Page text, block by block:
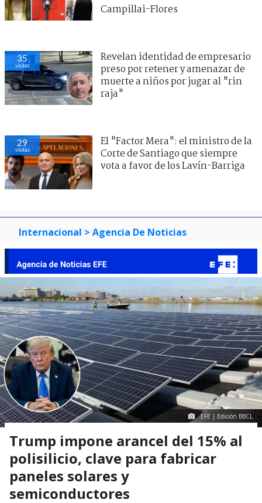
Campillai-Flores
36
visitas
Revelan identidad de empresario
preso por retener y amenazar de
muerte a niños por jugar al "rin
raja"
28
visitas
El "Factor Mera": el ministro de la
Corte de Santiago que siempre
vota a favor de los Lavín-Barriga
Internacional > Agencia De Noticias
EFE | Edición BBCL
Trump impone arancel del 15% al
polisilicio, clave para fabricar
paneles solares y
semiconductores